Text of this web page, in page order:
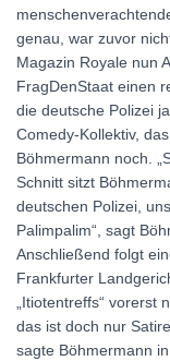
genau, war zuvor
Magazin Royale nun
FragDenStaat einen
die deutsche Polizei
Comedy-Kollektiv,
Böhmermann noch.
Schnitt sitzt
deutschen Polizei,
Palimpalim“, sagt
Anschließend folgt
Frankfurter
„Itiotentreffs“ vorerst
das ist doch nur
sagte Böhmermann